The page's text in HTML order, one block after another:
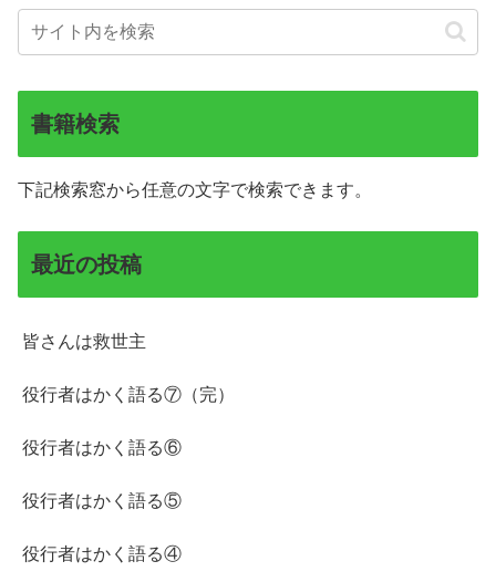
書籍検索
下記検索窓から任意の文字で検索できます。
最近の投稿
皆さんは救世主
役行者はかく語る⑦（完）
役行者はかく語る⑥
役行者はかく語る⑤
役行者はかく語る④